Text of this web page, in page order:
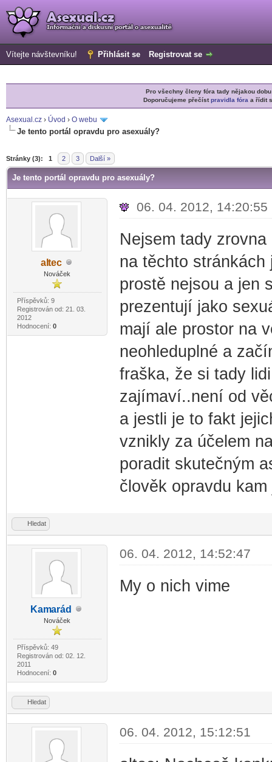
Vítejte návštevníku! Přihlásit se Registrovat se
Pro všechny členy fóra tady nějakou
Doporučujeme přečístpravidla fóra a řídit
Asexual.cz › Úvod › O webu
Je tento portál opravdu pro asexuály?
Stránky (3): 1 2 3 Další »
Je tento portál opravdu pro asexuály?
altec
Nováček
Příspěvků: 9
Registrován od: 21. 03.
2012
Hodnocení: 0
06. 04. 2012, 14:20:55
Nejsem tady
na těchto
prostě nejsou a jen
prezentují jako
mají ale prostor na
neohleduplné a
fraška, že si tady
zajímaví..není od
a jestli je to fakt
vznikly za účelem
poradit skutečným
člověk opravdu
Hledat
Kamarád
Nováček
Příspěvků: 49
Registrován od: 02. 12.
2011
Hodnocení: 0
06. 04. 2012, 14:52:47
My o nich vime
Hledat
06. 04. 2012, 15:12:51